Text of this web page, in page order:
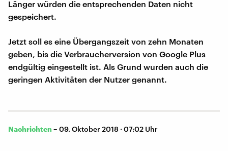
Länger würden die entsprechenden Daten nicht
gespeichert.
Jetzt soll es eine Übergangszeit von zehn Monaten
geben, bis die Verbraucherversion von Google Plus
endgültig eingestellt ist. Als Grund wurden auch die
geringen Aktivitäten der Nutzer genannt.
Nachrichten – 09. Oktober 2018 · 07:02 Uhr